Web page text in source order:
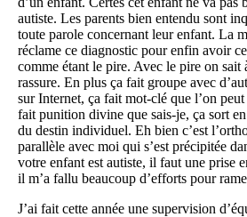
autiste. Les parents bien entendu sont
toute parole concernant leur enfant. La
réclame ce diagnostic pour enfin avoir
comme étant le pire. Avec le pire on sait
rassure. En plus ça fait groupe avec
sur Internet, ça fait mot-clé que l’on
fait punition divine que sais-je, ça sort
du destin individuel. Eh bien c’est
parallèle avec moi qui s’est précipitée
votre enfant est autiste, il faut une prise
il m’a fallu beaucoup d’efforts pour
J’ai fait cette année une supervision